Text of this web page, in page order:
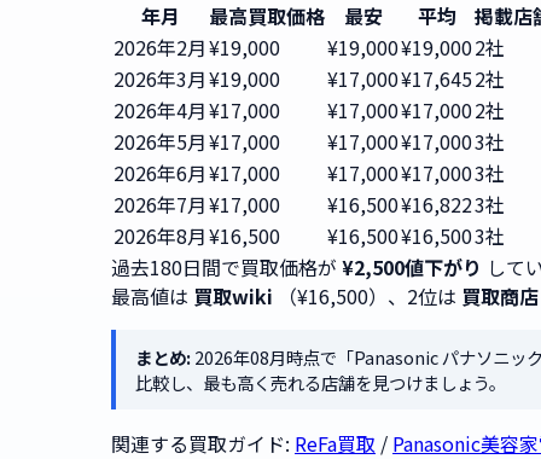
年月
最高買取価格 最安 平均
掲載店
2026年2月¥19,000 ¥19,000¥19,0002社
2026年3月¥19,000 ¥17,000¥17,6452社
2026年4月¥17,000 ¥17,000¥17,0002社
2026年5月¥17,000 ¥17,000¥17,0003社
2026年6月¥17,000 ¥17,000¥17,0003社
2026年7月¥17,000 ¥16,500¥16,8223社
2026年8月¥16,500 ¥16,500¥16,5003社
過去180日間で買取価格が ¥2,500値下がり して
最高値は 買取wiki （¥16,500）、2位は 買取商店
まとめ:2026年08月時点で「Panasonic パナソニッ
比較し、最も高く売れる店舗を見つけましょう。
関連する買取ガイド: ReFa買取 / Panasonic美容